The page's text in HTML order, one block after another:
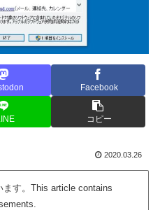
Facebook
コピー
2020.03.26
す。This article contains